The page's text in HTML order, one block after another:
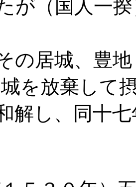
が（国人一
の居城、豊
を放棄して
解し、同十